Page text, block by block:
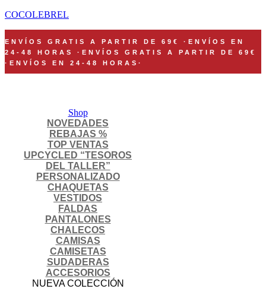
COCOLEBREL
ENVÍOS GRATIS A PARTIR DE 69€ · ENVÍOS EN
24-48 HORAS · ENVÍOS GRATIS A PARTIR DE 69€
· ENVÍOS EN 24-48 HORAS ·
Shop
NOVEDADES
REBAJAS %
TOP VENTAS
UPCYCLED “TESOROS
DEL TALLER”
PERSONALIZADO
CHAQUETAS
VESTIDOS
FALDAS
PANTALONES
CHALECOS
CAMISAS
CAMISETAS
SUDADERAS
ACCESORIOS
NUEVA COLECCIÓN